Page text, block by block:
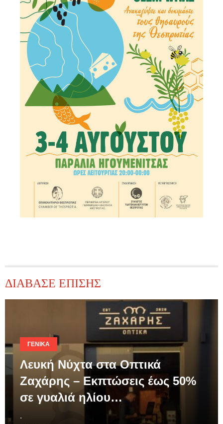
ΔΙΑΒΑΣΕ ΕΠΙΣΗΣ
ΓΕΝΙΚΆ
Λευκή Νύχτα στα Οπτικά
Ζαχάρης – Εκπτώσεις έως 50%
σε γυαλιά ηλίου…
.